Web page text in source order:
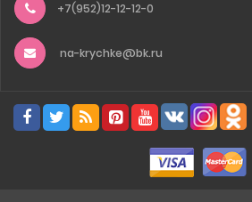
+7(952)12-12-12-0
na-krychke@bk.ru